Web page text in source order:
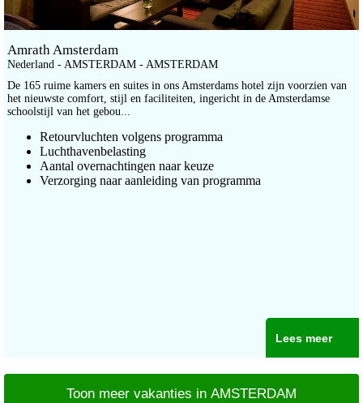
Amrath Amsterdam
Nederland - AMSTERDAM - AMSTERDAM
De 165 ruime kamers en suites in ons Amsterdams hotel zijn voorzien van
het nieuwste comfort, stijl en faciliteiten, ingericht in de Amsterdamse
schoolstijl van het gebou...
Retourvluchten volgens programma
Luchthavenbelasting
Aantal overnachtingen naar keuze
Verzorging naar aanleiding van programma
Lees meer
Toon meer vakanties in AMSTERDAM